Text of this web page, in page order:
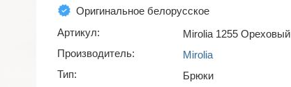
Оригинальное белорусское
Артикул:
Mirolia 1255 Ореховый
Производитель:
Mirolia
Тип:
Брюки